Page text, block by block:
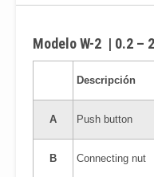
Modelo W-2 | 0.2 –
Descripción
A Push button
B Connecting nut